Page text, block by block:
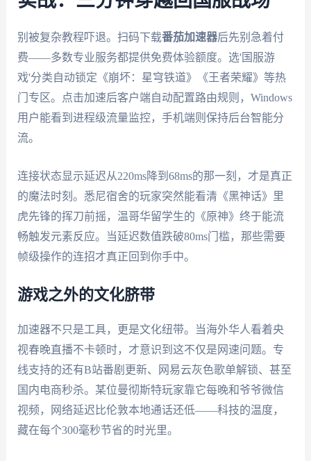
别被复杂教程吓退。扫码下载番茄加速器后先别急着付
费——多数专业服务都提供免费体验额度。选'国服游
戏'分类自动锁定《崩坏：星穹铁道》《王者荣耀》等热
门专区。点击加速后客户端自动配置路由规则，Windows
用户能看到进程级流量监控，手机端则保持后台智能分
流。
连接状态显示延迟从220ms降到68ms的那一刻，才是真正
的魔法时刻。悉尼宿舍的玩家突然能看清《黑神话》里
虎先锋的挥刀前摇，温哥华留学生的《原神》终于能流
畅触发元素反应。当延迟数值跌破80ms门槛，那些需要
帧级操作的连招才真正回到你手中。
游戏之外的文化脐带
加速器不只是工具，更是文化纽带。当海外华人看着央
视春晚直播不卡顿时，才意识到这不仅是网速问题。专
线支持的还有B站番剧更新、网易云灰色歌单解锁、甚至
国内电商秒杀。某位曼彻斯特玩家靠它每晚和爷爷微信
视频，网络延迟比伦敦本地通话还低——科技的温度，
藏在每个300毫秒节省的时光里。